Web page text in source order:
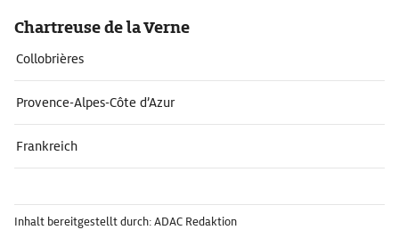
Chartreuse de la Verne
Collobrières
Provence-Alpes-Côte d’Azur
Frankreich
Inhalt bereitgestellt durch: ADAC Redaktion